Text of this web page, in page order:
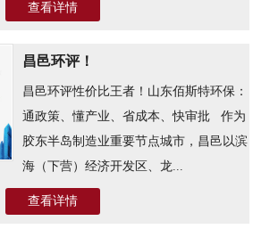
查看详情
昌邑环评！
昌邑环评性价比王者！山东佰斯特环保：
通政策、懂产业、省成本、快审批 ​ ​ 作为
胶东半岛制造业重要节点城市，昌邑以滨
海（下营）经济开发区、龙...
查看详情